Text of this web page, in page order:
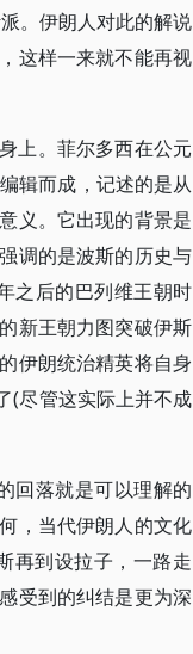
。伊朗人对此的解说
这样一来就不能再视
上。菲尔多西在公元
辑而成，记述的是从
义。它出现的背景是
调的是波斯的历史与
之后的巴列维王朝时
新王朝力图突破伊斯
伊朗统治精英将自身
(尽管这实际上并不成
回落就是可以理解的
，当代伊朗人的文化
再到设拉子，一路走
受到的纠结是更为深